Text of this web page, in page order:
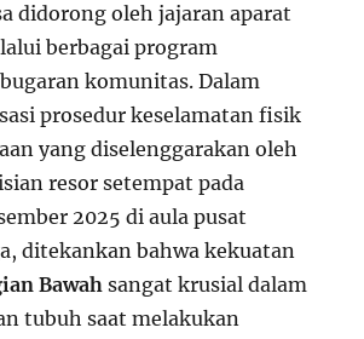
didorong oleh jajaran aparat
berbagai program
komunitas. Dalam
prosedur keselamatan fisik
yang diselenggarakan oleh
resor setempat pada
2025 di aula pusat
ditekankan bahwa kekuatan
Bawah sangat krusial dalam
tubuh saat melakukan